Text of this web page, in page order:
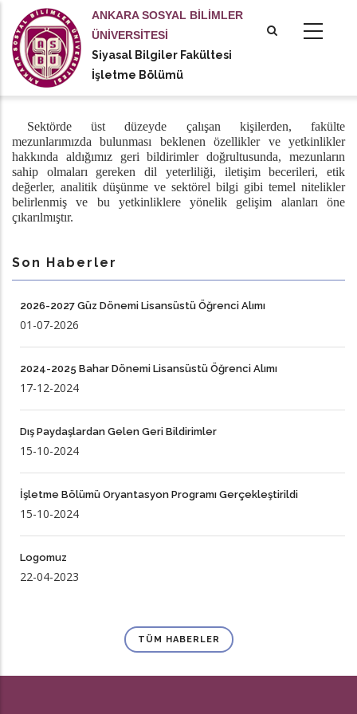
içeriğe
atla
ANKARA SOSYAL BİLİMLER
ÜNİVERSİTESİ
Siyasal Bilgiler Fakültesi
İşletme Bölümü
actions
Sektörde üst düzeyde çalışan kişilerden, fakülte
mezunlarımızda bulunması beklenen özellikler ve yetkinlikler
hakkında aldığımız geri bildirimler doğrultusunda, mezunların
sahip olmaları gereken dil yeterliliği, iletişim becerileri, etik
değerler, analitik düşünme ve sektörel bilgi gibi temel nitelikler
belirlenmiş ve bu yetkinliklere yönelik gelişim alanları öne
çıkarılmıştır.
Son Haberler
2026-2027 Güz Dönemi Lisansüstü Öğrenci Alımı
01-07-2026
2024-2025 Bahar Dönemi Lisansüstü Öğrenci Alımı
17-12-2024
Dış Paydaşlardan Gelen Geri Bildirimler
15-10-2024
İşletme Bölümü Oryantasyon Programı Gerçekleştirildi
15-10-2024
Logomuz
22-04-2023
TÜM HABERLER